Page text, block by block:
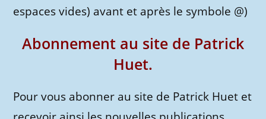
espaces vides) avant et après le symbole @)
Abonnement au site de Patrick
Huet.
Pour vous abonner au site de Patrick Huet et